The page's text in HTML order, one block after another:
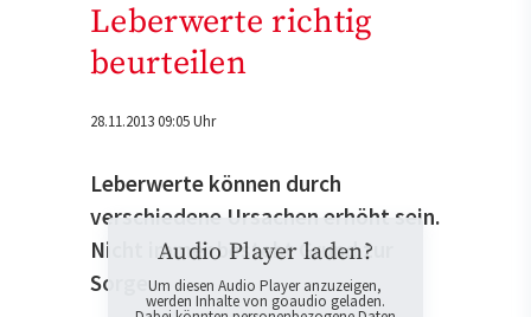
Leberwerte richtig
beurteilen
28.11.2013 09:05 Uhr
Leberwerte können durch
verschiedene Ursachen erhöht sein.
Nicht immer besteht Grund zur
Sorge.
Audio Player laden?
Um diesen Audio Player anzuzeigen,
werden Inhalte von goaudio geladen.